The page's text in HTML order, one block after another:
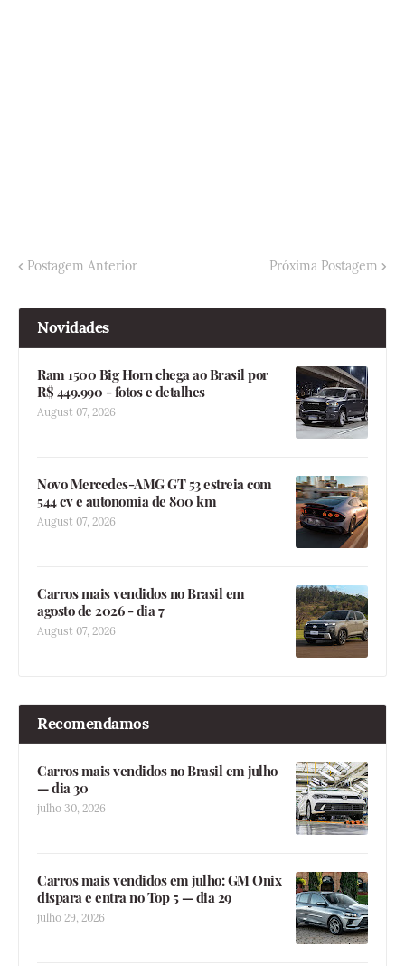
Postagem Anterior Próxima Postagem
Novidades
Ram 1500 Big Horn chega ao Brasil por
R$ 449.990 - fotos e detalhes
August 07, 2026
Novo Mercedes-AMG GT 53 estreia com
544 cv e autonomia de 800 km
August 07, 2026
Carros mais vendidos no Brasil em
agosto de 2026 - dia 7
August 07, 2026
Recomendamos
Carros mais vendidos no Brasil em julho
— dia 30
julho 30, 2026
Carros mais vendidos em julho: GM Onix
dispara e entra no Top 5 — dia 29
julho 29, 2026